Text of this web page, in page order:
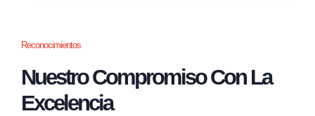
Reconocimientos
Nuestro Compromiso Con La
Excelencia